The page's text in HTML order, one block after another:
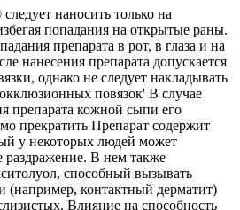
наносить только на
попадания на открытые раны.
препарата в рот, в глаза и на
нанесения препарата допускается
однако не следует накладывать
повязок' В случае
препарата кожной сыпи его
прекратить Препарат содержит
у некоторых людей может
раздражение. В нем также
способный вызывать
(например, контактный дерматит)
Влияние на способность